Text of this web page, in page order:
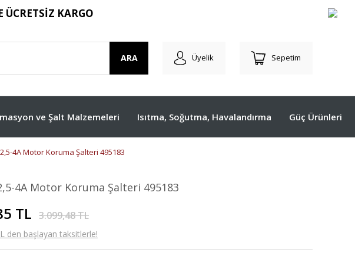
ÜCRETSİZ KARGO
ARA Üyelik Sepetim
ve Şalt Malzemeleri Isıtma, Soğutma, Havalandırma Güç Ürünleri
4A Motor Koruma Şalteri 495183
4A Motor Koruma Şalteri 495183
TL 3.099,48 TL
den başlayan taksitlerle!